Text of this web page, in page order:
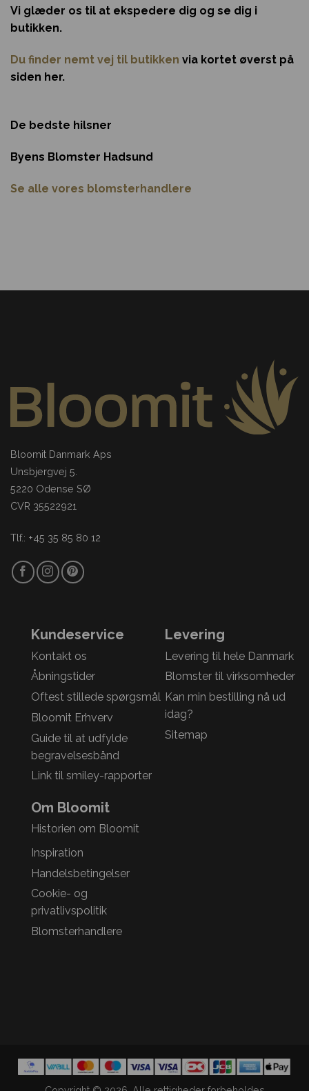
Vi glæder os til at ekspedere dig og se dig i
butikken.
Du finder nemt vej til butikken via kortet øverst på
siden her.
De bedste hilsner
Byens Blomster Hadsund
Se alle vores blomsterhandlere
Bloomit Danmark Aps
Unsbjergvej 5.
5220 Odense SØ
CVR 35522921
Tlf.: +45 35 85 80 12
Kundeservice
Kontakt os
Åbningstider
Oftest stillede spørgsmål
Bloomit Erhverv
Guide til at udfylde
begravelsesbånd
Link til smiley-rapporter
Levering
Levering til hele Danmark
Blomster til virksomheder
Kan min bestilling nå ud
idag?
Sitemap
Om Bloomit
Historien om Bloomit
Inspiration
Handelsbetingelser
Cookie- og
privatlivspolitik
Blomsterhandlere